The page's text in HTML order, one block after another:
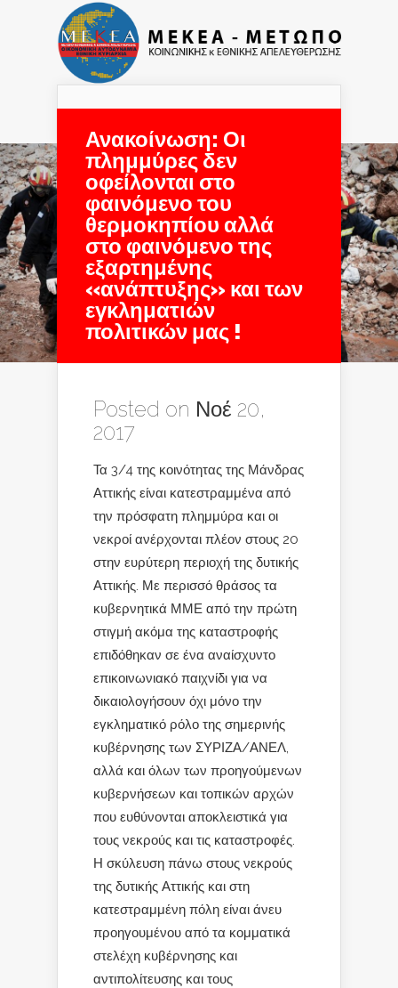
Ανακοίνωση: Οι
πλημμύρες δεν
οφείλονται στο
φαινόμενο του
θερμοκηπίου αλλά
στο φαινόμενο της
εξαρτημένης
«ανάπτυξης» και των
εγκληματιών
πολιτικών μας !
Posted on Νοέ 20,
2017
Τα 3/4 της κοινότητας της Μάνδρας
Αττικής είναι κατεστραμμένα από
την πρόσφατη πλημμύρα και οι
νεκροί ανέρχονται πλέον στους 20
στην ευρύτερη περιοχή της δυτικής
Αττικής. Με περισσό θράσος τα
κυβερνητικά ΜΜΕ από την πρώτη
στιγμή ακόμα της καταστροφής
επιδόθηκαν σε ένα αναίσχυντο
επικοινωνιακό παιχνίδι για να
δικαιολογήσουν όχι μόνο την
εγκληματικό ρόλο της σημερινής
κυβέρνησης των ΣΥΡΙΖΑ/ΑΝΕΛ,
αλλά και όλων των προηγούμενων
κυβερνήσεων και τοπικών αρχών
που ευθύνονται αποκλειστικά για
τους νεκρούς και τις καταστροφές.
Η σκύλευση πάνω στους νεκρούς
της δυτικής Αττικής και στη
κατεστραμμένη πόλη είναι άνευ
προηγουμένου από τα κομματικά
στελέχη κυβέρνησης και
αντιπολίτευσης και τους